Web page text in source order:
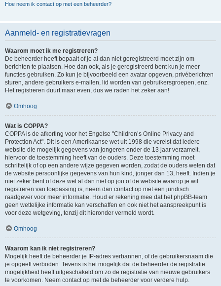
Hoe neem ik contact op met een beheerder?
Aanmeld- en registratievragen
Waarom moet ik me registreren?
De beheerder heeft bepaalt of je al dan niet geregistreerd moet zijn om
berichten te plaatsen. Hoe dan ook, als je geregistreerd bent kun je meer
functies gebruiken. Zo kun je bijvoorbeeld een avatar opgeven, privéberichten
sturen, andere gebruikers e-mailen, lid worden van gebruikersgroepen, enz.
Het registreren duurt maar even, dus we raden het zeker aan!
Omhoog
Wat is COPPA?
COPPA is de afkorting voor het Engelse "Children’s Online Privacy and
Protection Act". Dit is een Amerikaanse wet uit 1998 die vereist dat iedere
website die mogelijk gegevens van jongeren onder de 13 jaar verzamelt,
hiervoor de toestemming heeft van de ouders. Deze toestemming moet
schriftelijk of op een andere wijze gegeven worden, zodat de ouders weten dat
de website persoonlijke gegevens van hun kind, jonger dan 13, heeft. Indien je
niet zeker bent of deze wet al dan niet op jou of de website waarop je wil
registreren van toepassing is, neem dan contact op met een juridisch
raadgever voor meer informatie. Houd er rekening mee dat het phpBB-team
geen wettelijke informatie kan verschaffen en ook niet het aanspreekpunt is
voor deze wetgeving, tenzij dit hieronder vermeld wordt.
Omhoog
Waarom kan ik niet registreren?
Mogelijk heeft de beheerder je IP-adres verbannen, of de gebruikersnaam die
je opgeeft verboden. Tevens is het mogelijk dat de beheerder de registratie
mogelijkheid heeft uitgeschakeld om zo de registratie van nieuwe gebruikers
te voorkomen. Neem contact op met de beheerder voor verdere hulp.